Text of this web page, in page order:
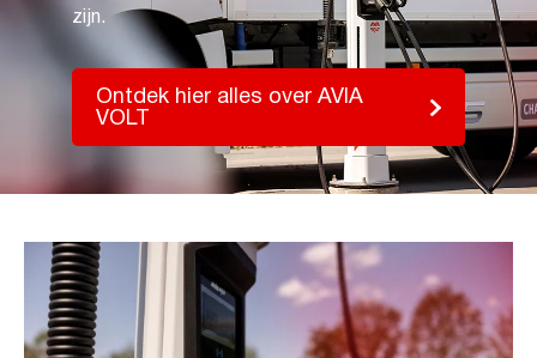
zijn.
Ontdek hier alles over AVIA
VOLT